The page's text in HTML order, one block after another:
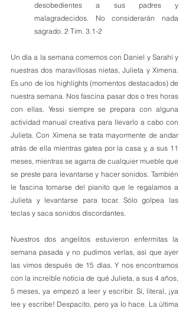
desobedientes a sus padres y
malagradecidos. No considerarán nada
sagrado. 2 Tim. 3.1-2
Un día a la semana comemos con Daniel y Sarahí y
nuestras dos maravillosas nietas, Julieta y Ximena.
Es uno de los highlights (momentos destacados) de
nuestra semana. Nos fascina pasar dos o tres horas
con ellas. Yessi siempre se prepara con alguna
actividad manual creativa para llevarlo a cabo con
Julieta. Con Ximena se trata mayormente de andar
atrás de ella mientras gatea por la casa y, a sus 11
meses, mientras se agarra de cualquier mueble que
se preste para levantarse y hacer sonidos. También
le fascina tomarse del pianito que le regalamos a
Julieta y levantarse para tocar. Sólo golpea las
teclas y saca sonidos discordantes.
Nuestros dos angelitos estuvieron enfermitas la
semana pasada y no pudimos verlas, así que ayer
las vimos después de 15 días. Y nos encontramos
con la increíble noticia de qué Julieta, a sus 4 años,
5 meses, ya empezó a leer y escribir. Sí, literal, ¡ya
lee y escribe! Despacito, pero ya lo hace. La última